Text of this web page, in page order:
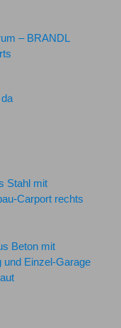
– BRANDL
Stahl mit
Carport rechts
Beton mit
und Einzel-Garage